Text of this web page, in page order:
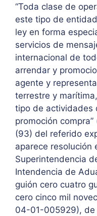
“Toda clase de
este tipo de
ley en forma
servicios de
internacional de
arrendar y
agente y
terrestre y
tipo de actividades
promoción
(93) del referido
aparece resolución
Superintendencia
Intendencia de
guión cero cuatro
cero cinco mil
04-01-005929), de